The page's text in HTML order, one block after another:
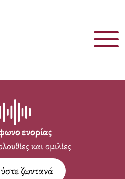
ενορίας
και ομιλίες
ζωντανά